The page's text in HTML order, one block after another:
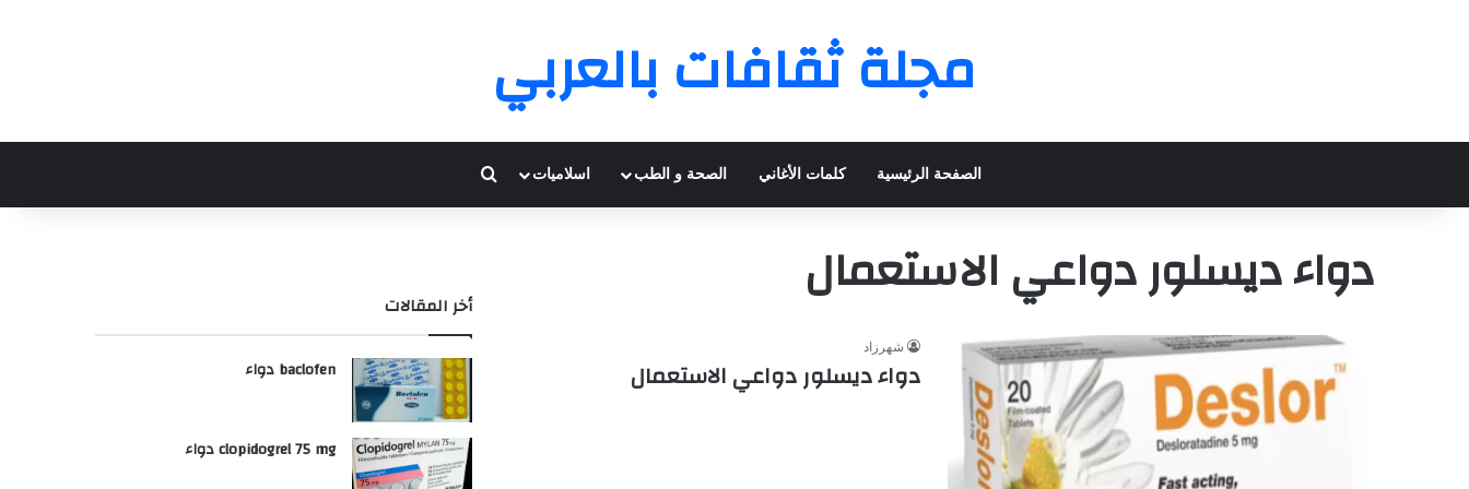
مجلة ثقافات بالعربي
الصفحة الرئيسية كلمات الأغاني الصحة و الطب اسلاميات
دواء ديسلور دواعي الاستعمال
شهرزاد
دواء ديسلور دواعي الاستعمال
أخر المقالات
baclofen دواء
clopidogrel 75 mg دواء